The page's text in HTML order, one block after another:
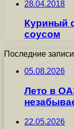
28.04.2018
Куриный
соусом
Последние записи
05.08.2026
Лето в
22.05.2026